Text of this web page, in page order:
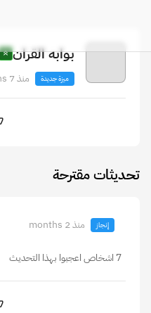
بوابه القران
ميزة جديدة منذ 7 months
تحديثات مقترحة
إنجاز منذ 2 months
7 اشخاص اعجبوا بهذا التحديث